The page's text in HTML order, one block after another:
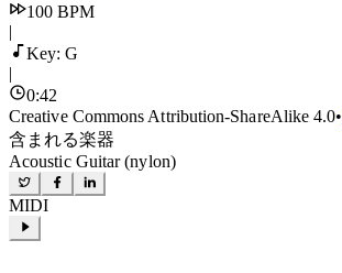
100 BPM
|
Key:G
|
0:42
Creative Commons Attribution-ShareAlike 4.0•
含まれる楽器
Acoustic Guitar (nylon)
MIDI